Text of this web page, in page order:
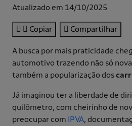
Atualizado em 14/10/2025
Copiar Compartilhar
A busca por mais praticidade
automotivo trazendo não só
também a popularização dos
Já imaginou ter a liberdade de
quilômetro, com cheirinho de
preocupar com IPVA,